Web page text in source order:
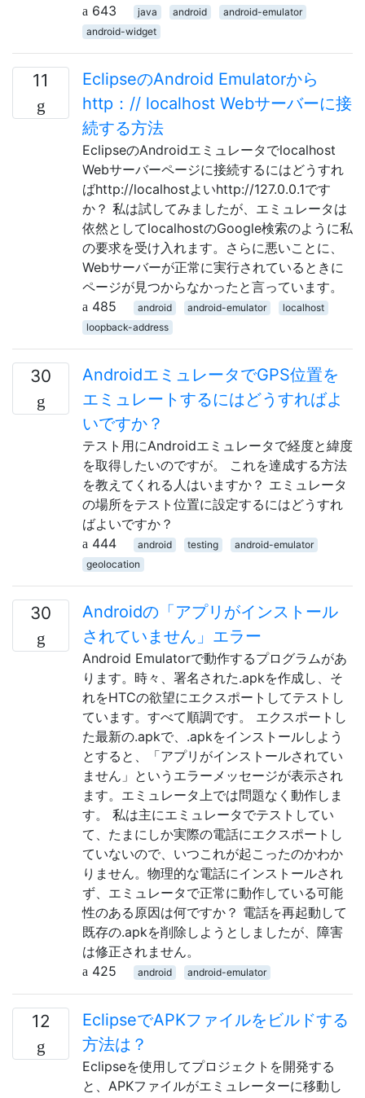
643
java android
android-emulator
android-widget
11
EclipseのAndroid Emulatorから
http：// localhost Webサーバーに接
続する方法
EclipseのAndroidエミュレータでlocalhost
Webサーバーページに接続するにはどうすれ
ばhttp://localhostよいhttp://127.0.0.1です
か？ 私は試してみましたが、エミュレータは
依然としてlocalhostのGoogle検索のように私
の要求を受け入れます。さらに悪いことに、
Webサーバーが正常に実行されているときに
ページが見つからなかったと言っています。
485
android android-emulator
localhost
loopback-address
30
AndroidエミュレータでGPS位置を
エミュレートするにはどうすればよ
いですか？
テスト用にAndroidエミュレータで経度と緯度
を取得したいのですが。 これを達成する方法
を教えてくれる人はいますか？ エミュレータ
の場所をテスト位置に設定するにはどうすれ
ばよいですか？
444
android testing
android-emulator
geolocation
30
Androidの「アプリがインストール
されていません」エラー
Android Emulatorで動作するプログラムがあ
ります。時々、署名された.apkを作成し、そ
れをHTCの欲望にエクスポートしてテストし
ています。すべて順調です。 エクスポートし
た最新の.apkで、.apkをインストールしよう
とすると、「アプリがインストールされてい
ません」というエラーメッセージが表示され
ます。エミュレータ上では問題なく動作しま
す。 私は主にエミュレータでテストしてい
て、たまにしか実際の電話にエクスポートし
ていないので、いつこれが起こったのかわか
りません。物理的な電話にインストールされ
ず、エミュレータで正常に動作している可能
性のある原因は何ですか？ 電話を再起動して
既存の.apkを削除しようとしましたが、障害
は修正されません。
425
android android-emulator
12
EclipseでAPKファイルをビルドする
方法は？
Eclipseを使用してプロジェクトを開発する
と、APKファイルがエミュレーターに移動し